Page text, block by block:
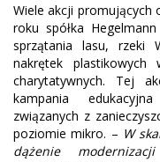
Wiele akcji promujących
roku spółka
sprzątania lasu, rzeki
nakrętek
charytatywnych. Tej
kampania
związanych z
poziomie mikro. – W
dążenie